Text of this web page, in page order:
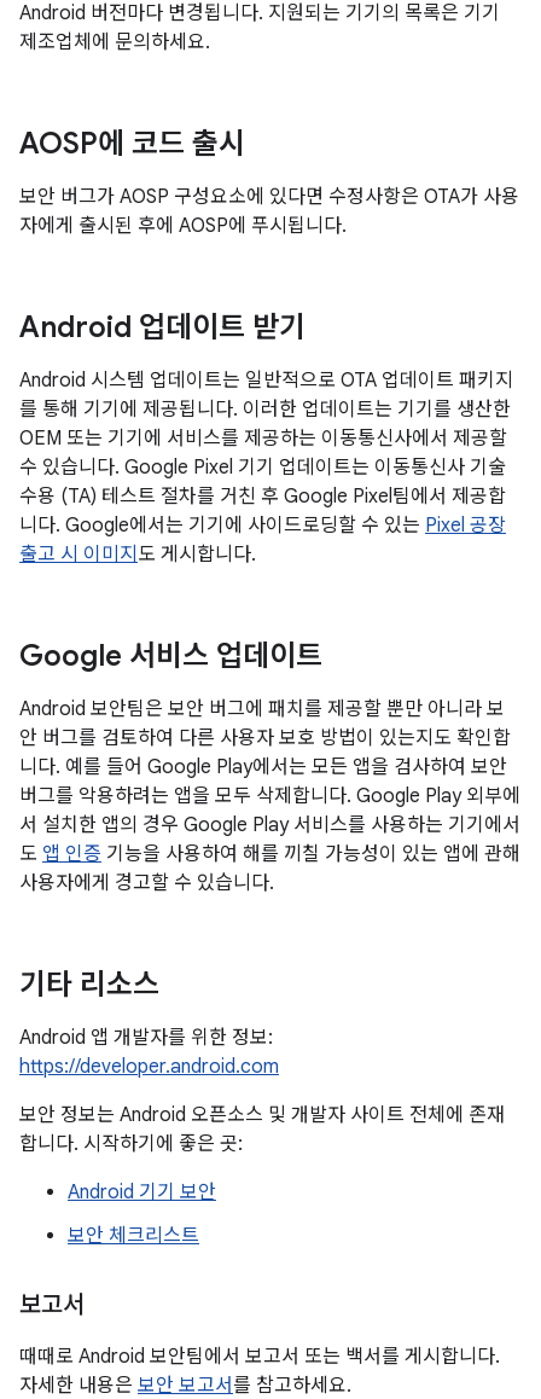
Android 버전마다 변경됩니다. 지원되는 기기의 목록은 기기
제조업체에 문의하세요.
AOSP에 코드 출시
보안 버그가 AOSP 구성요소에 있다면 수정사항은 OTA가 사용
자에게 출시된 후에 AOSP에 푸시됩니다.
Android 업데이트 받기
Android 시스템 업데이트는 일반적으로 OTA 업데이트 패키지
를 통해 기기에 제공됩니다. 이러한 업데이트는 기기를 생산한
OEM 또는 기기에 서비스를 제공하는 이동통신사에서 제공할
수 있습니다. Google Pixel 기기 업데이트는 이동통신사 기술
수용 (TA) 테스트 절차를 거친 후 Google Pixel팀에서 제공합
니다. Google에서는 기기에 사이드로딩할 수 있는 Pixel 공장
출고 시 이미지 도 게시합니다.
Google 서비스 업데이트
Android 보안팀은 보안 버그에 패치를 제공할 뿐만 아니라 보
안 버그를 검토하여 다른 사용자 보호 방법이 있는지도 확인합
니다. 예를 들어 Google Play에서는 모든 앱을 검사하여 보안
버그를 악용하려는 앱을 모두 삭제합니다. Google Play 외부에
서 설치한 앱의 경우 Google Play 서비스를 사용하는 기기에서
도 앱 인증 기능을 사용하여 해를 끼칠 가능성이 있는 앱에 관해
사용자에게 경고할 수 있습니다.
기타 리소스
Android 앱 개발자를 위한 정보:
https://developer.android.com
보안 정보는 Android 오픈소스 및 개발자 사이트 전체에 존재
합니다. 시작하기에 좋은 곳:
Android 기기 보안
보안 체크리스트
보고서
때때로 Android 보안팀에서 보고서 또는 백서를 게시합니다.
자세한 내용은 보안 보고서를 참고하세요.